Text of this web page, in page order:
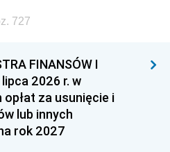
727
FINANSÓW I
lipca 2026 r. w
za usunięcie i
lub innych
rok 2027